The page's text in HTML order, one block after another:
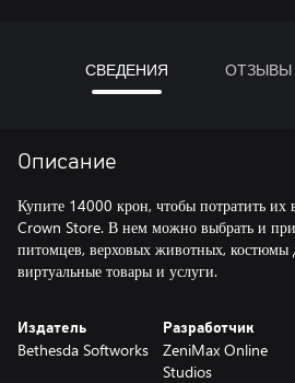
СВЕДЕНИЯ ОТЗЫВЫ
Описание
Купите 14000 крон, чтобы потратить их
Crown Store. В нем можно выбрать и
питомцев, верховых животных, костюмы
виртуальные товары и услуги.
Издатель
Bethesda Softworks
Разработчик
ZeniMax Online
Studios